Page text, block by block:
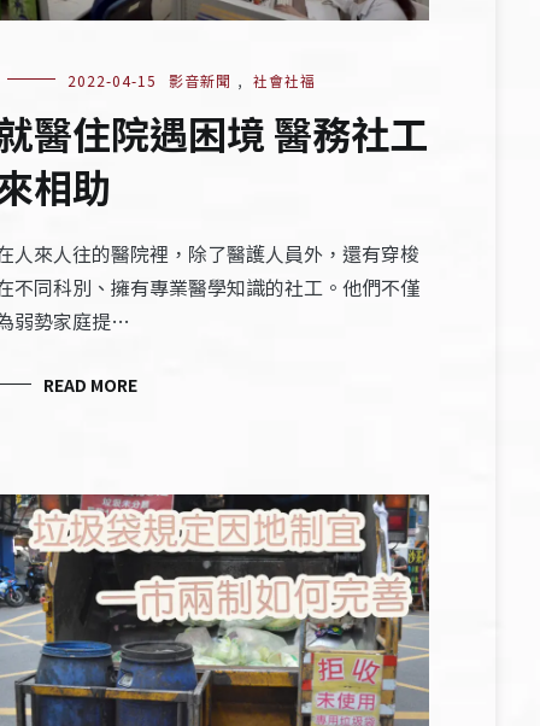
2022-04-15 影音新聞 , 社會社福
醫住院遇困境 醫務社工
相助
人來人往的醫院裡，除了醫護人員外，還有穿梭
不同科別、擁有專業醫學知識的社工。他們不僅
弱勢家庭提…
READ MORE